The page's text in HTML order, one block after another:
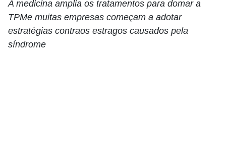
A medicina amplia os tratamentos para domar a
TPMe muitas empresas começam a adotar
estratégias contraos estragos causados pela
síndrome